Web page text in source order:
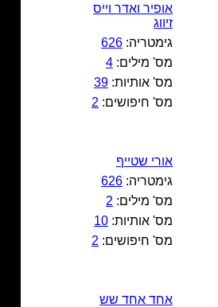
אופיר ואדר וייס
זיווג
גימטריה: 626
מס' מילים: 4
מס' אותיות: 39
מס' חיפושים: 2
אורי שטייף
גימטריה: 626
מס' מילים: 2
מס' אותיות: 10
מס' חיפושים: 2
אחד אחד שש